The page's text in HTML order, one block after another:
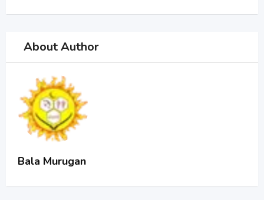
About Author
Bala Murugan